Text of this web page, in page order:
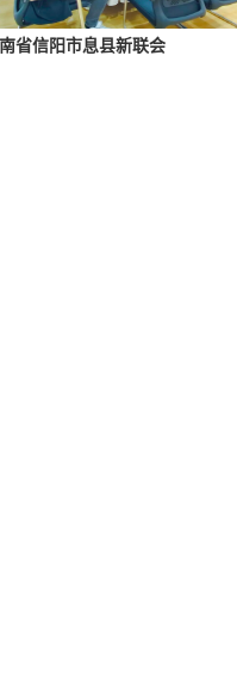
省信阳市息县新联会